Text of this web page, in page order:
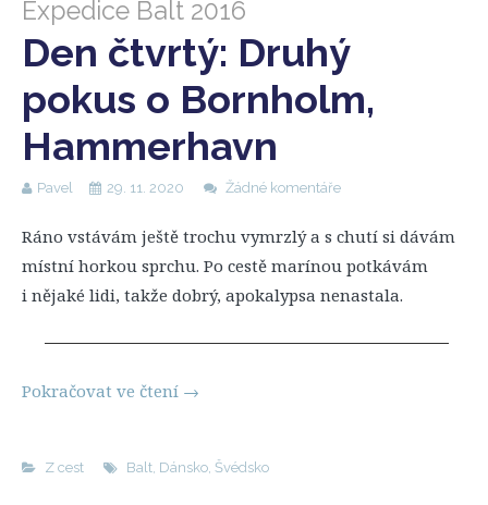
Expedice Balt 2016
Den čtvrtý: Druhý
pokus o Bornholm,
Hammerhavn
Pavel 29. 11. 2020 Žádné komentáře
Ráno vstávám ještě trochu vymrzlý a s chutí si dávám
místní horkou sprchu. Po cestě marínou potkávám
i nějaké lidi, takže dobrý, apokalypsa nenastala.
Pokračovat ve čtení →
Z cest Balt, Dánsko, Švédsko